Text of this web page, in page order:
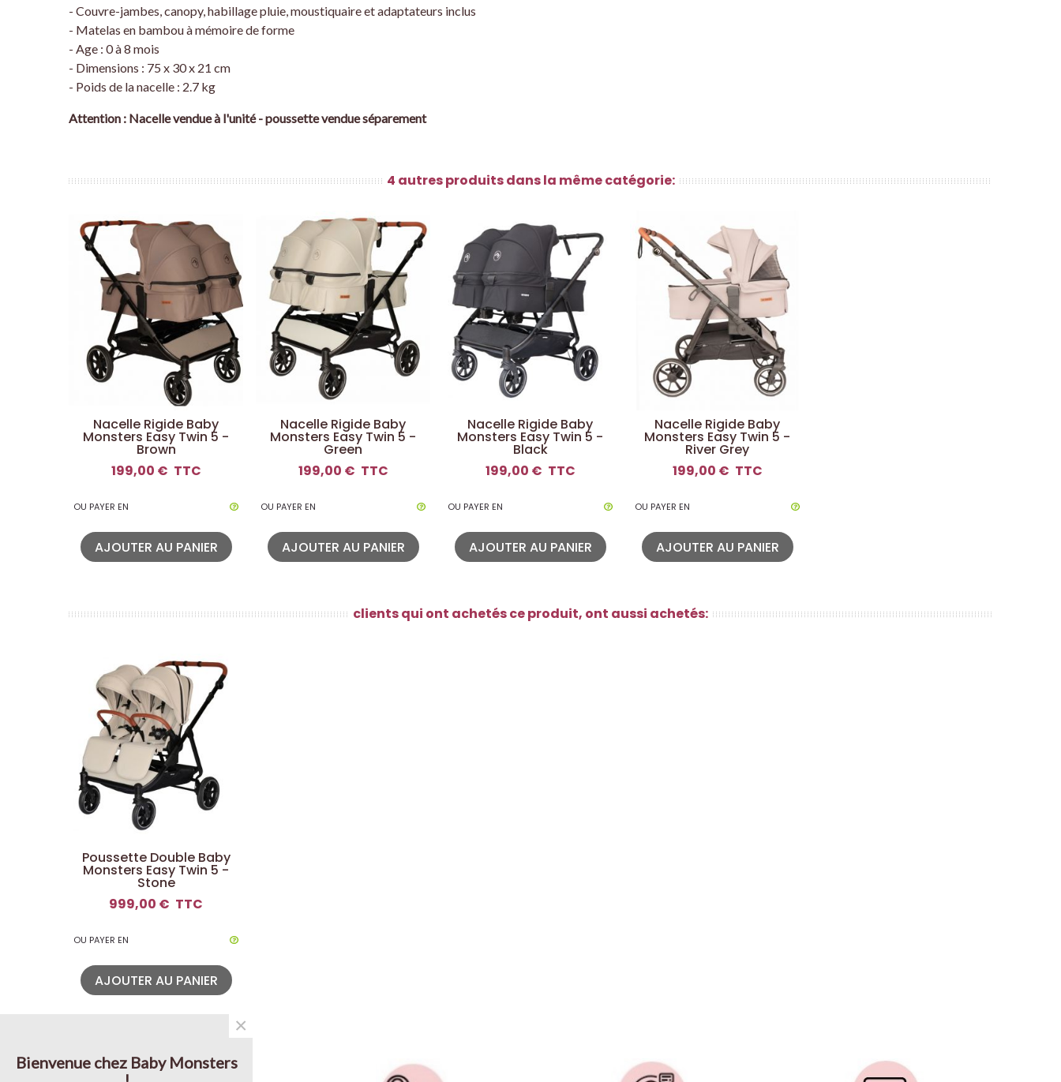
- Couvre-jambes, canopy, habillage pluie, moustiquaire et adaptateurs inclus
- Matelas en bambou à mémoire de forme
- Age : 0 à 8 mois
- Dimensions : 75 x 30 x 21 cm
- Poids de la nacelle : 2.7 kg
Attention : Nacelle vendue à l'unité - poussette vendue séparement
4 autres produits dans la même catégorie:
Nacelle Rigide Baby
Monsters Easy Twin 5 -
Brown
199,00 € TTC
OU PAYER EN
AJOUTER AU PANIER
Nacelle Rigide Baby
Monsters Easy Twin 5 -
Green
199,00 € TTC
OU PAYER EN
AJOUTER AU PANIER
Nacelle Rigide Baby
Monsters Easy Twin 5 -
Black
199,00 € TTC
OU PAYER EN
AJOUTER AU PANIER
Nacelle Rigide Baby
Monsters Easy Twin 5 -
River Grey
199,00 € TTC
OU PAYER EN
AJOUTER AU PANIER
clients qui ont achetés ce produit, ont aussi achetés:
Poussette Double Baby
Monsters Easy Twin 5 -
Stone
999,00 € TTC
OU PAYER EN
AJOUTER AU PANIER
Bienvenue chez Baby Monsters
×